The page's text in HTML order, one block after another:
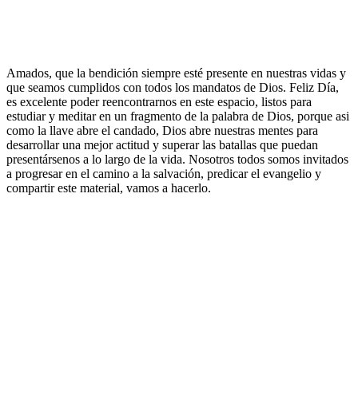
Amados, que la bendición siempre esté presente en nuestras vidas y
que seamos cumplidos con todos los mandatos de Dios. Feliz Día,
es excelente poder reencontrarnos en este espacio, listos para
estudiar y meditar en un fragmento de la palabra de Dios, porque asi
como la llave abre el candado, Dios abre nuestras mentes para
desarrollar una mejor actitud y superar las batallas que puedan
presentársenos a lo largo de la vida. Nosotros todos somos invitados
a progresar en el camino a la salvación, predicar el evangelio y
compartir este material, vamos a hacerlo.